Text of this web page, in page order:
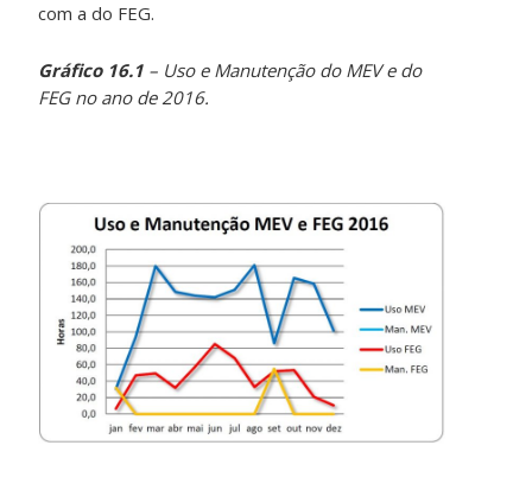
com a do FEG.
Gráfico 16.1 – Uso e Manutenção do MEV e do
FEG no ano de 2016.